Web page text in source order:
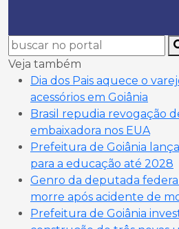
Veja também
Dia dos Pais aquece o
acessórios em Goiânia
Brasil repudia revogação
embaixadora nos EUA
Prefeitura de Goiânia
para a educação até 2028
Genro da deputada
morre após acidente de
Prefeitura de Goiânia